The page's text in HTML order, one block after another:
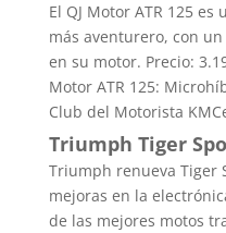
El QJ Motor ATR 125
más aventurero, con
en su motor. Precio:
Motor ATR 125:
Club del Motorista
Triumph Tiger
Triumph renueva Tiger
mejoras en la
de las mejores motos